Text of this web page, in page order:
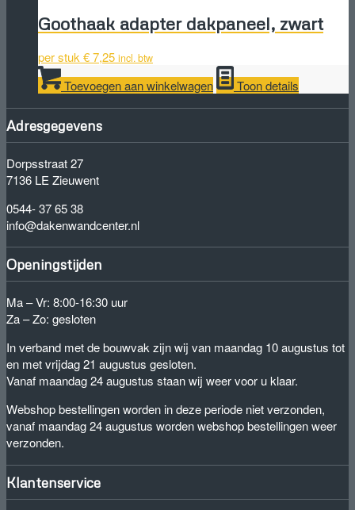
Goothaak adapter dakpaneel, zwart
per stuk€7,25 incl. btw
Toevoegen aan winkelwagen Toon details
Adresgegevens
Dorpsstraat 27
7136 LE Zieuwent
0544- 37 65 38
info@dakenwandcenter.nl
Openingstijden
Ma – Vr: 8:00-16:30 uur
Za – Zo: gesloten
In verband met de bouwvak zijn wij van maandag 10 augustus tot
en met vrijdag 21 augustus gesloten.
Vanaf maandag 24 augustus staan wij weer voor u klaar.
Webshop bestellingen worden in deze periode niet verzonden,
vanaf maandag 24 augustus worden webshop bestellingen weer
verzonden.
Klantenservice